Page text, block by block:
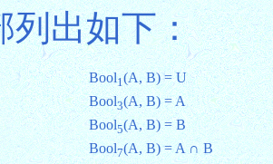
列出如下：
Bool1(A, B) = U
Bool3(A, B) = A
Bool5(A, B) = B
Bool7(A, B) = A ∩ B